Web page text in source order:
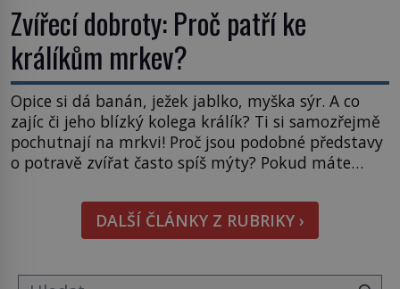
Zvířecí dobroty: Proč patří ke
králíkům mrkev?
Opice si dá banán, ježek jablko, myška sýr. A co
zajíc či jeho blízký kolega králík? Ti si samozřejmě
pochutnají na mrkvi! Proč jsou podobné představy
o potravě zvířat často spíš mýty? Pokud máte
i bude chutnat, ovšem měl by ji mít jen jako
občasný pamlsek. […]DALŠÍ ČLÁNKY Z RUBRIKY ›